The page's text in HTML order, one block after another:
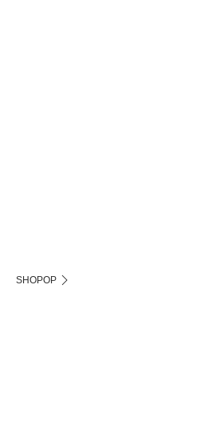
SHOPOP